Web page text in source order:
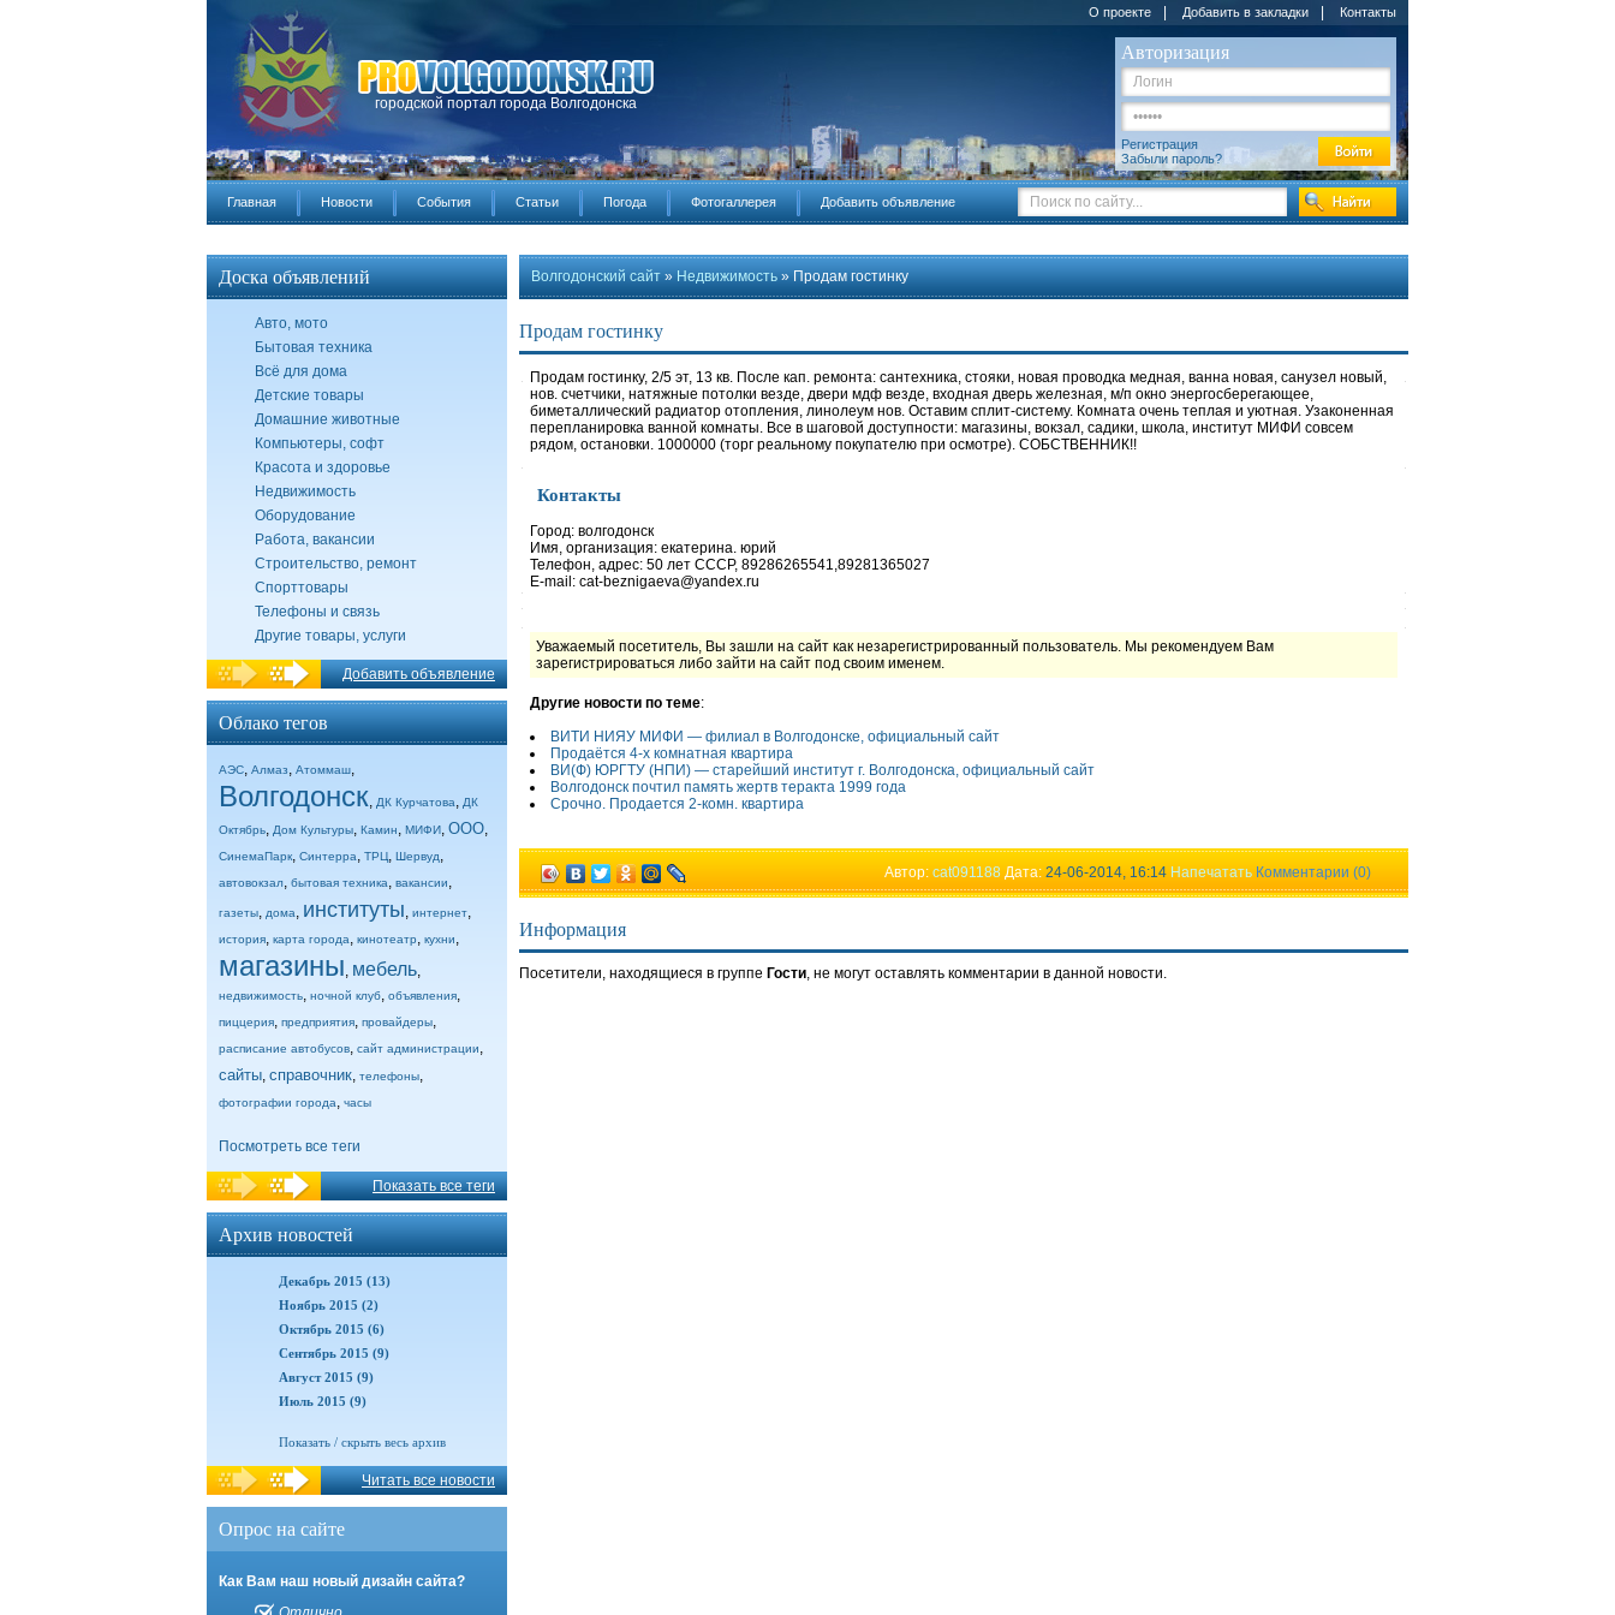
городской портал города Волгодонска
О проекте Добавить в закладки Контакты
Авторизация
Регистрация
Забыли пароль?
Главная Новости События Статьи Погода Фотогаллерея Добавить объявление
Доска объявлений
Авто, мото
Бытовая техника
Всё для дома
Детские товары
Домашние животные
Компьютеры, софт
Красота и здоровье
Недвижимость
Оборудование
Работа, вакансии
Строительство, ремонт
Спорттовары
Телефоны и связь
Другие товары, услуги
Добавить объявление
Облако тегов
АЭС, Алмаз, Атоммаш,
Волгодонск, ДК Курчатова, ДК
Октябрь, Дом Культуры, Камин, МИФИ, ООО,
СинемаПарк, Синтерра, ТРЦ, Шервуд,
автовокзал, бытовая техника, вакансии,
газеты, дома, институты, интернет,
история, карта города, кинотеатр, кухни,
магазины, мебель,
недвижимость, ночной клуб, объявления,
пиццерия, предприятия, провайдеры,
расписание автобусов, сайт администрации,
сайты, справочник, телефоны,
фотографии города, часы
Посмотреть все теги
Показать все теги
Архив новостей
Декабрь 2015 (13)
Ноябрь 2015 (2)
Октябрь 2015 (6)
Сентябрь 2015 (9)
Август 2015 (9)
Июль 2015 (9)
Показать / скрыть весь архив
Читать все новости
Опрос на сайте
Как Вам наш новый дизайн сайта?
Волгодонский сайт » Недвижимость » Продам гостинку
Продам гостинку
Продам гостинку, 2/5 эт, 13 кв. После кап. ремонта: сантехника, стояки, новая проводка медная, ванна новая, санузел новый,
нов. счетчики, натяжные потолки везде, двери мдф везде, входная дверь железная, м/п окно энергосберегающее,
биметаллический радиатор отопления, линолеум нов. Оставим сплит-систему. Комната очень теплая и уютная. Узаконенная
перепланировка ванной комнаты. Все в шаговой доступности: магазины, вокзал, садики, школа, институт МИФИ совсем
рядом, остановки. 1000000 (торг реальному покупателю при осмотре). СОБСТВЕННИК!!
Контакты
Город: волгодонск
Имя, организация: екатерина. юрий
Телефон, адрес: 50 лет СССР, 89286265541,89281365027
E-mail: cat-beznigaeva@yandex.ru
Уважаемый посетитель, Вы зашли на сайт как незарегистрированный пользователь. Мы рекомендуем Вам
зарегистрироваться либо зайти на сайт под своим именем.
Другие новости по теме:
ВИТИ НИЯУ МИФИ — филиал в Волгодонске, официальный сайт
Продаётся 4-х комнатная квартира
ВИ(Ф) ЮРГТУ (НПИ) — старейший институт г. Волгодонска, официальный сайт
Волгодонск почтил память жертв теракта 1999 года
Срочно. Продается 2-комн. квартира
Автор: cat091188 Дата: 24-06-2014, 16:14 Напечатать Комментарии (0)
Информация
Посетители, находящиеся в группе Гости, не могут оставлять комментарии в данной новости.